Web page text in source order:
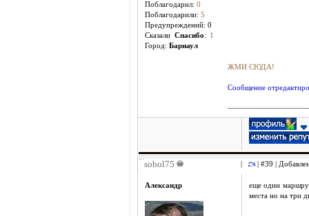
Поблагодарил: 0
Поблагодарили: 5
Предупреждений: 0
Cказали Спасибо: 1
Город: Барнаул
ЖМИ СЮДА!
Сообщение
sobol75 | #39 |
Александр
еще один
места но на три